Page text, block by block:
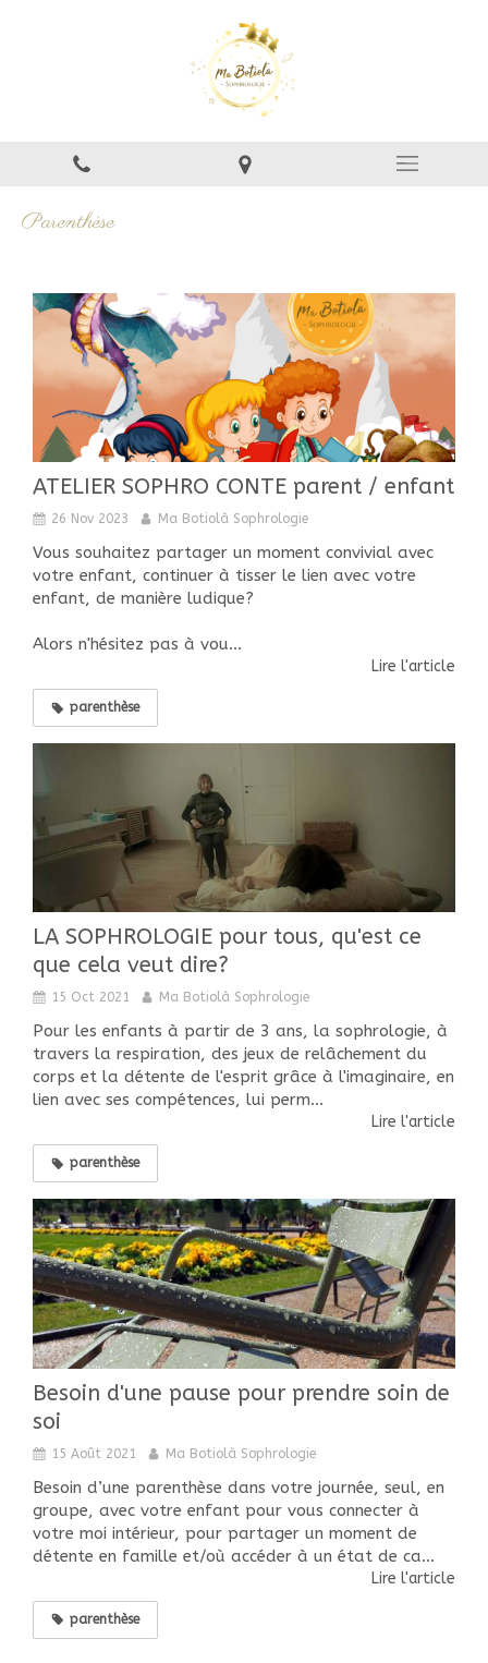
Parenthèse
ATELIER SOPHRO CONTE parent / enfant
26 Nov 2023 Ma Botiolà Sophrologie
Vous souhaitez partager un moment convivial avec
votre enfant, continuer à tisser le lien avec votre
enfant, de manière ludique?
Alors n'hésitez pas à vou...
Lire l'article
parenthèse
LA SOPHROLOGIE pour tous, qu'est ce
que cela veut dire?
15 Oct 2021 Ma Botiolà Sophrologie
Pour les enfants à partir de 3 ans, la sophrologie, à
travers la respiration, des jeux de relâchement du
corps et la détente de l'esprit grâce à l'imaginaire, en
lien avec ses compétences, lui perm...
Lire l'article
parenthèse
Besoin d'une pause pour prendre soin de
soi
15 Août 2021 Ma Botiolà Sophrologie
Besoin d’une parenthèse dans votre journée, seul, en
groupe, avec votre enfant pour vous connecter à
votre moi intérieur, pour partager un moment de
détente en famille et/où accéder à un état de ca...
Lire l'article
parenthèse